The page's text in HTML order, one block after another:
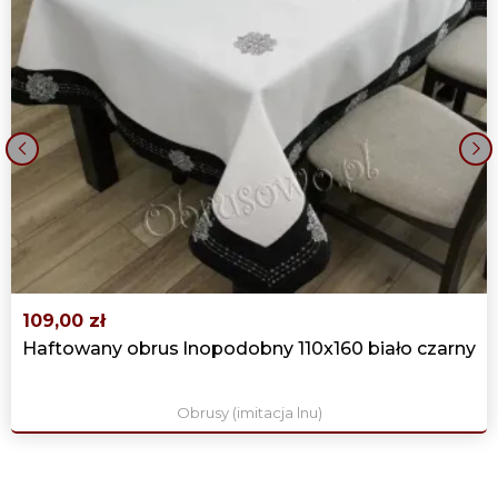
109,00 zł
Haftowany obrus lnopodobny 110x160 biało czarny
Obrusy (imitacja lnu)
›